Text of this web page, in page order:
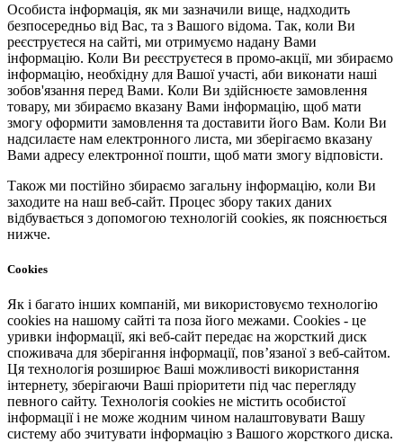
Особиста інформація, як ми зазначили вище, надходить
безпосередньо від Вас, та з Вашого відома. Так, коли Ви
реєструєтеся на сайті, ми отримуємо надану Вами
інформацію. Коли Ви реєструєтеся в промо-акції, ми збираємо
інформацію, необхідну для Вашої участі, аби виконати наші
зобов'язання перед Вами. Коли Ви здійснюєте замовлення
товару, ми збираємо вказану Вами інформацію, щоб мати
змогу оформити замовлення та доставити його Вам. Коли Ви
надсилаєте нам електронного листа, ми зберігаємо вказану
Вами адресу електронної пошти, щоб мати змогу відповісти.
Також ми постійно збираємо загальну інформацію, коли Ви
заходите на наш веб-сайт. Процес збору таких даних
відбувається з допомогою технологій cookies, як пояснюється
нижче.
Cookies
Як і багато інших компаній, ми використовуємо технологію
cookies на нашому сайті та поза його межами. Cookies - це
уривки інформації, які веб-сайт передає на жорсткий диск
споживача для зберігання інформації, пов’язаної з веб-сайтом.
Ця технологія розширює Ваші можливості використання
інтернету, зберігаючи Ваші пріоритети під час перегляду
певного сайту. Технологія cookies не містить особистої
інформації і не може жодним чином налаштовувати Вашу
систему або зчитувати інформацію з Вашого жорсткого диска.